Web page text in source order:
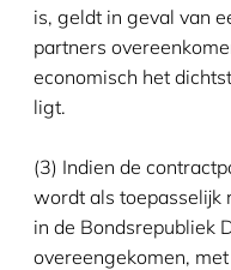
is, geldt in geval van
partners
economisch het
ligt.
(3) Indien de
wordt als toepasselijk
in de Bondsrepubliek
overeengekomen,